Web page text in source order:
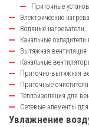
Приточные
Электрические
Водяные нагреватели
Канальные охладители
Вытяжная вентиляция
Канальные
Приточно-вытяжная
Приточные
Теплоизоляция для
Сетевые элементы
Увлажнение